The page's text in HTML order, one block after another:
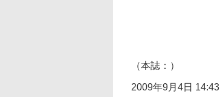
（本誌：）
2009年9月4日 14:43